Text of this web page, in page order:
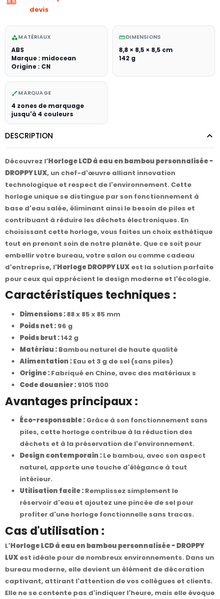
devis
categoryMATÉRIAUX
ABS
Marque : midocean
Origine : CN
straightenDIMENSIONS
8,8 × 8,5 × 8,5 cm
142 g
brush MARQUAGE
4 zones de marquage
jusqu'à 4 couleurs
DESCRIPTION
Découvrez l'Horloge LCD à eau en bambou personnalisée -
DROPPY LUX, un chef-d'œuvre alliant innovation
technologique et respect de l'environnement. Cette
horloge unique se distingue par son fonctionnement à
base d'eau salée, éliminant ainsi le besoin de piles et
contribuant à réduire les déchets électroniques. En
choisissant cette horloge, vous faites un choix esthétique
tout en prenant soin de notre planète. Que ce soit pour
embellir votre bureau, votre salon ou comme cadeau
d'entreprise, l'Horloge DROPPY LUX est la solution parfaite
pour ceux qui apprécient le design moderne et l'écologie.
Caractéristiques techniques :
Dimensions : 88 x 85 x 85 mm
Poids net : 96 g
Poids brut :142 g
Matériau : Bambou naturel de haute qualité
Alimentation : Eau et 3 g de sel (sans piles)
Origine : Fabriqué en Chine, avec des matériaux s
Code douanier : 9105 1100
Avantages principaux :
Éco-responsable : Grâce à son fonctionnement sans
piles, cette horloge contribue à la réduction des
déchets et à la préservation de l'environnement.
Design contemporain : Le bambou, avec son aspect
naturel, apporte une touche d'élégance à tout
intérieur.
Utilisation facile : Remplissez simplement le
réservoir d'eau et ajoutez une pincée de sel pour
profiter d'une horloge fonctionnelle sans tracas.
Cas d'utilisation :
L'Horloge LCD à eau en bambou personnalisée - DROPPY
LUX est idéale pour de nombreux environnements. Dans un
bureau moderne, elle devient un élément de décoration
captivant, attirant l'attention de vos collègues et clients.
Elle ne se contente pas d'indiquer l'heure, mais elle évoque